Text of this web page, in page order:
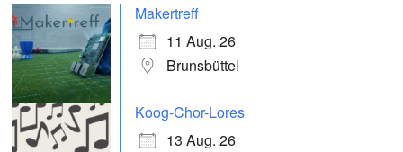
Makertreff
11 Aug. 26
Brunsbüttel
Koog-Chor-Lores
13 Aug. 26